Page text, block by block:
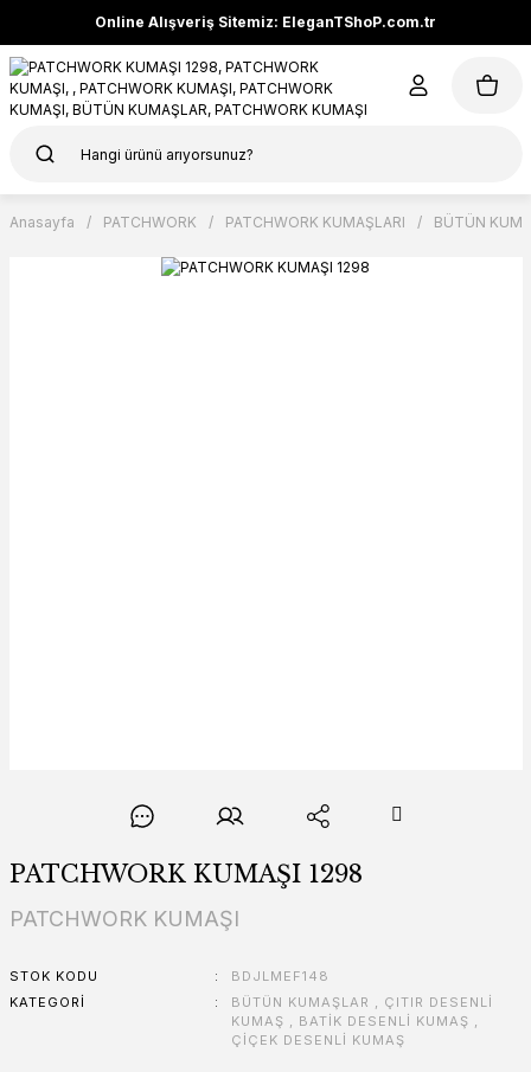
Online Alışveriş Sitemiz: EleganTShoP.com.tr
Anasayfa PATCHWORK PATCHWORK KUMAŞLARI BÜTÜN
PATCHWORK KUMAŞI 1298
PATCHWORK KUMAŞI
STOK KODU
BDJLMEF148
KATEGORI
BÜTÜN KUMAŞLAR , ÇITIR DESENLİ
KUMAŞ , BATİK DESENLİ KUMAŞ ,
ÇİÇEK DESENLİ KUMAŞ